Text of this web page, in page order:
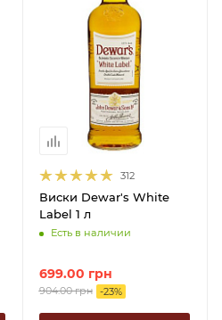
312
Виски Dewar's White
Label 1 л
Есть в наличии
699.00 грн
904.00грн -23%